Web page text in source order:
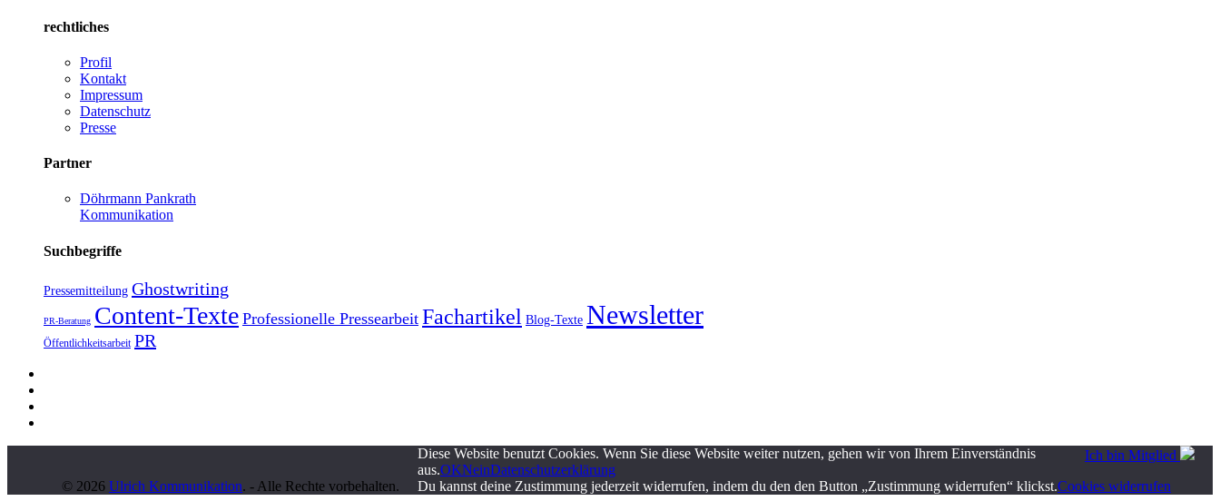
rechtliches
Profil
Kontakt
Impressum
Datenschutz
Presse
Partner
Döhrmann Pankrath
Kommunikation
Suchbegriffe
Pressemitteilung Ghostwriting
PR-Beratung Content-Texte Professionelle Pressearbeit Fachartikel Blog-Texte Newsletter
Öffentlichkeitsarbeit PR
© 2026 Ulrich Kommunikation. - Alle Rechte vorbehalten.
Ich bin Mitglied
Diese Website benutzt Cookies. Wenn Sie diese Website weiter nutzen, gehen wir von Ihrem Einverständnis
aus.OKNeinDatenschutzerklärung
Du kannst deine Zustimmung jederzeit widerrufen, indem du den den Button „Zustimmung widerrufen“ klickst.Cookies widerrufen